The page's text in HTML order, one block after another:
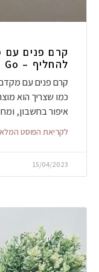
קרם פנים
להחליף – Protect & Go של פרומיס
קרם פנים עם
כמו שצריך הוא
איפור בחשבון,
לקריאת הפוסט
15/04/2023